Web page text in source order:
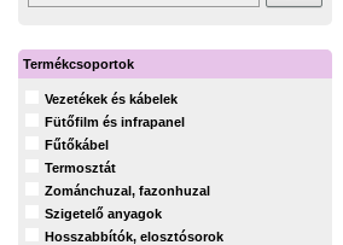
Termékcsoportok
Vezetékek és kábelek
Fütőfilm és infrapanel
Fűtőkábel
Termosztát
Zománchuzal, fazonhuzal
Szigetelő anyagok
Hosszabbítók, elosztósorok